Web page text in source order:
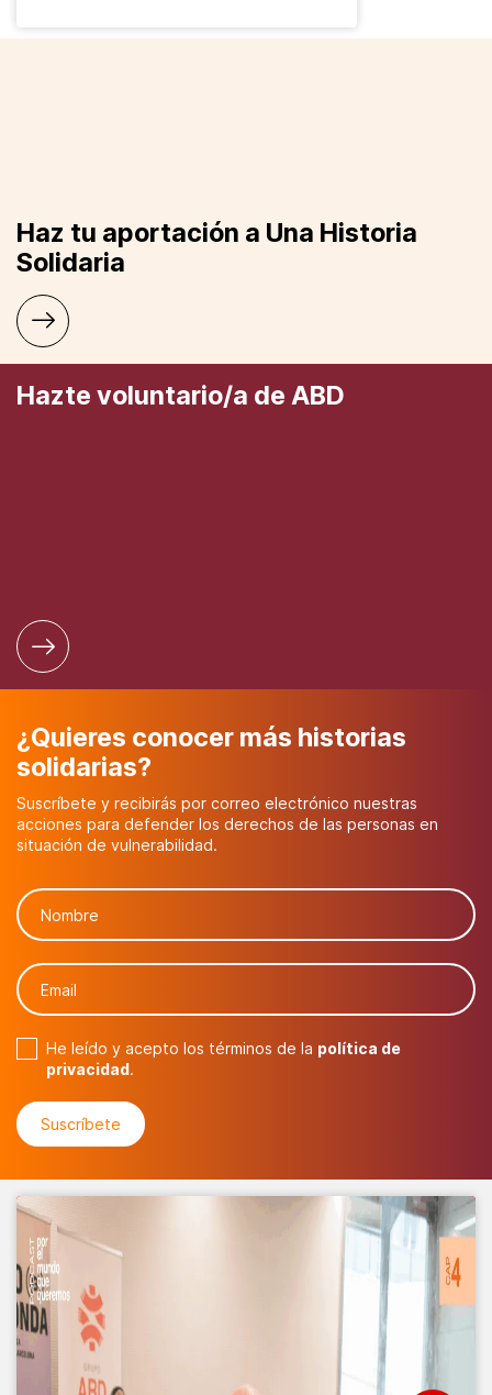
Haz tu aportación a Una Historia
Solidaria
Hazte voluntario/a de ABD
¿Quieres conocer más historias
solidarias?
Suscríbete y recibirás por correo electrónico nuestras
acciones para defender los derechos de las personas en
situación de vulnerabilidad.
He leído y acepto los términos de la política de
privacidad.